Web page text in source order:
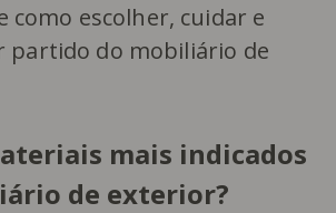
como escolher, cuidar e
partido do mobiliário de
mais indicados
de exterior?